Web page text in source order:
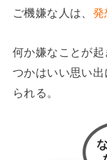
ご機嫌な人は、 発
何か嫌なことが
つかはいい思い
られる。